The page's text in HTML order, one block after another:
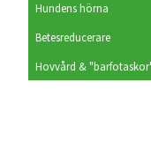
Hundens hörna
Betesreducerare
Hovvård &